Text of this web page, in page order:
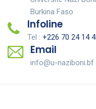
Burkina Faso
Infoline
Tel : +226 70 24 14
Email
info@u-naziboni.bf